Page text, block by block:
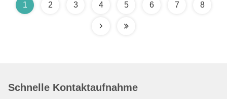
1 2 3 4 5 6 7 8
Schnelle Kontaktaufnahme